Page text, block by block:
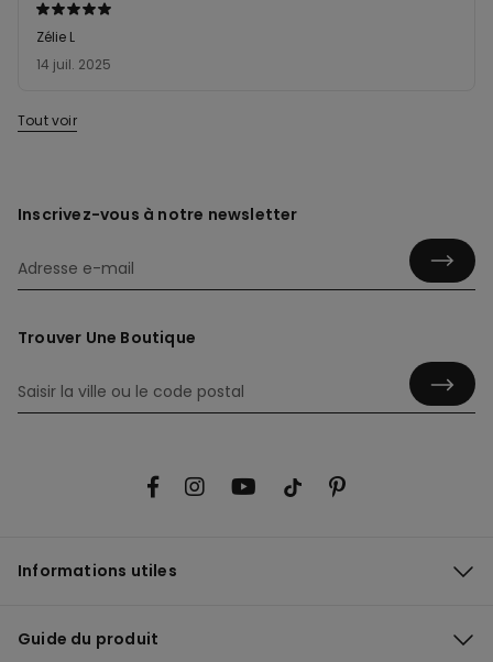
Évalué
5sur 5
14 juil. 2025
Zélie L
Tout voir
Inscrivez-vous à notre newsletter
Trouver Une Boutique
Informations utiles
Guide du produit